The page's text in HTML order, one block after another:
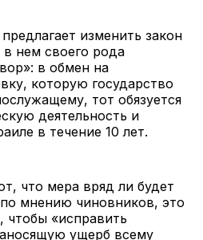
изменить закон
в нем своего рода
в обмен на
которую государство
тот обязуется
деятельность и
в течение 10 лет.
что мера вряд ли будет
мнению чиновников, это
чтобы «исправить
ущерб всему